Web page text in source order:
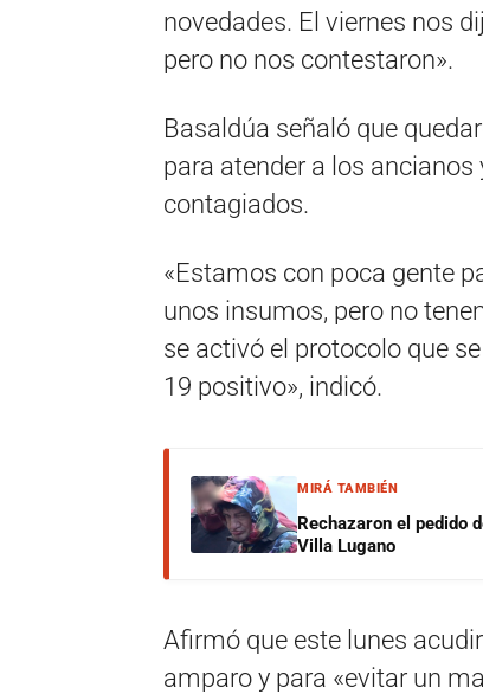
novedades. El viernes nos
pero no nos contestaron».
Basaldúa señaló que
para atender a los
contagiados.
«Estamos con poca gente
unos insumos, pero no
se activó el protocolo que
19 positivo», indicó.
MIRÁ TAMBIÉN
Rechazaron el pedido
Villa Lugano
Afirmó que este lunes
amparo y para «evitar un